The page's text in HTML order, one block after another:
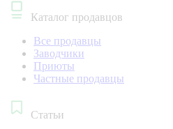
Каталог продавцов
Все продавцы
Заводчики
Приюты
Частные продавцы
Статьи